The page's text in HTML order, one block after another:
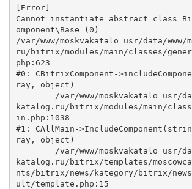
[Error]
Cannot instantiate abstract class
omponent\Base (0)
/var/www/moskvakatalo_usr/data/www/
ru/bitrix/modules/main/classes/
php:623
#0: CBitrixComponent-
ray, object)
katalog.ru/bitrix/modules/main/
in.php:1038
#1: CAllMain-
ray, object)
katalog.ru/bitrix/templates/
nts/bitrix/news/kategory/bitrix/
ult/template.php:15